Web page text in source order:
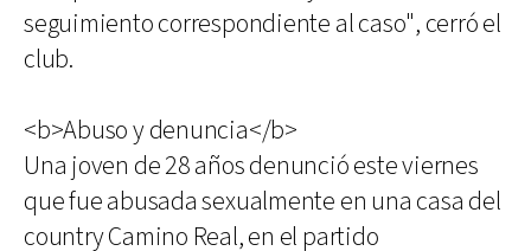
seguimiento correspondiente al caso", cerró el
club.
<b>Abuso y denuncia</b>
Una joven de 28 años denunció este viernes
que fue abusada sexualmente en una casa del
country Camino Real, en el partido